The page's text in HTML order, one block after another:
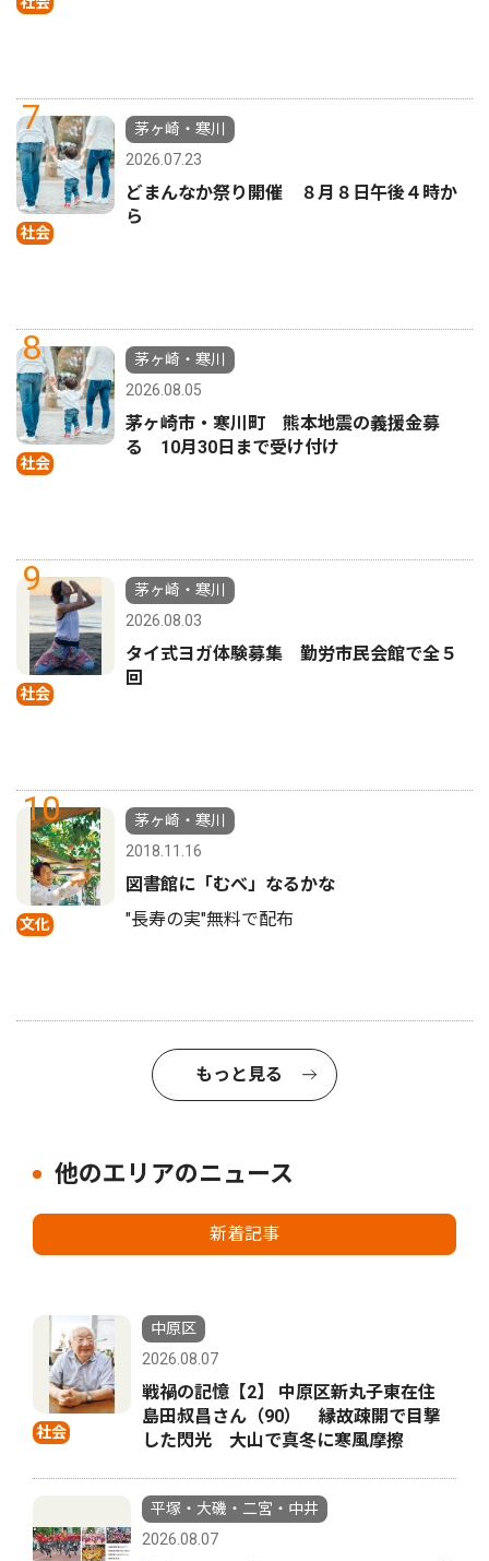
7
社会
茅ヶ崎・寒川
2026.07.23
どまんなか祭り開催 ８月８日午後４時か
ら
8
社会
茅ヶ崎・寒川
2026.08.05
茅ヶ崎市・寒川町 熊本地震の義援金募
る 10月30日まで受け付け
9
社会
茅ヶ崎・寒川
2026.08.03
タイ式ヨガ体験募集 勤労市民会館で全５
回
10
文化
茅ヶ崎・寒川
2018.11.16
図書館に「むべ」なるかな
"長寿の実"無料で配布
もっと見る
他のエリアのニュース
新着記事
社会
中原区
2026.08.07
戦禍の記憶【2】 中原区新丸子東在住
島田叔昌さん（90） 縁故疎開で目撃
した閃光 大山で真冬に寒風摩擦
平塚・大磯・二宮・中井
2026.08.07